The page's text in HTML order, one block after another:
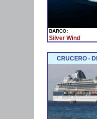
BARCO:
Silver Wind
CRUCERO -